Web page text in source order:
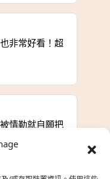
非常好看！超
情勒就自願把